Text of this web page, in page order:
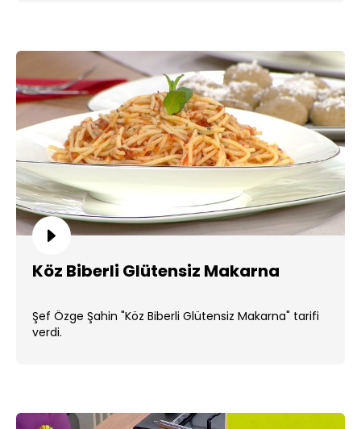
Köz Biberli Glütensiz Makarna
Şef Özge Şahin "Köz Biberli Glütensiz Makarna" tarifi
verdi.